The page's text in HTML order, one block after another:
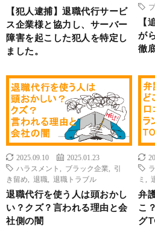
【犯人逮捕】退職代行サービ
ス企業様と協力し、サーバー
障害を起こした犯人を特定し
ました。
【
が
徹
2025.09.10
2025.01.23
ハラスメント
ブラック企業
引
き留め
退職 退職トラブル
退職代行を使う人は頭おかし
い？クズ？言われる理由と会
社側の闇
ミ
弁
こ
グ